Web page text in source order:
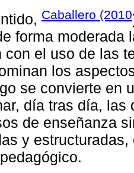
Caballero (2010
forma moderada
con el uso de las
los
se convierte en
día tras día, las
de enseñanza
y